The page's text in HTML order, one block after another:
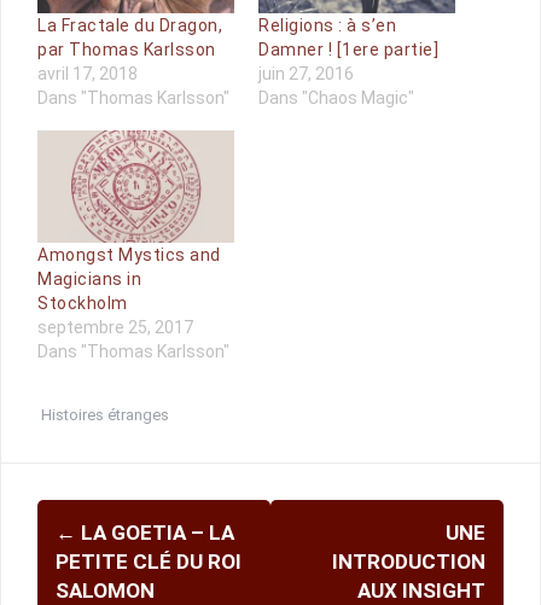
La Fractale du Dragon,
par Thomas Karlsson
avril 17, 2018
Dans "Thomas Karlsson"
Religions : à s’en
Damner ! [1ere partie]
juin 27, 2016
Dans "Chaos Magic"
Amongst Mystics and
Magicians in
Stockholm
septembre 25, 2017
Dans "Thomas Karlsson"
Histoires étranges
Navigation
d'article
← LA GOETIA – LA
PETITE CLÉ DU ROI
SALOMON
UNE
INTRODUCTION
AUX INSIGHT